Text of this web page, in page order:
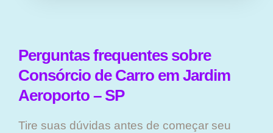
Perguntas frequentes sobre
Consórcio de Carro em Jardim
Aeroporto – SP
Tire suas dúvidas antes de começar seu